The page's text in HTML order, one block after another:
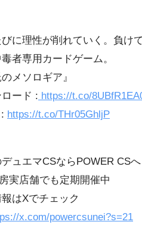
に理性が削れていく。負け
者専用カードゲーム。
のメソロギア』
ード : https://t.co/
https://t.co/THr05GhljP
ュエマCSならPOWER CSへ
実店舗でも定期開催中
はXでチェック
x.com/powercsunei?s=21